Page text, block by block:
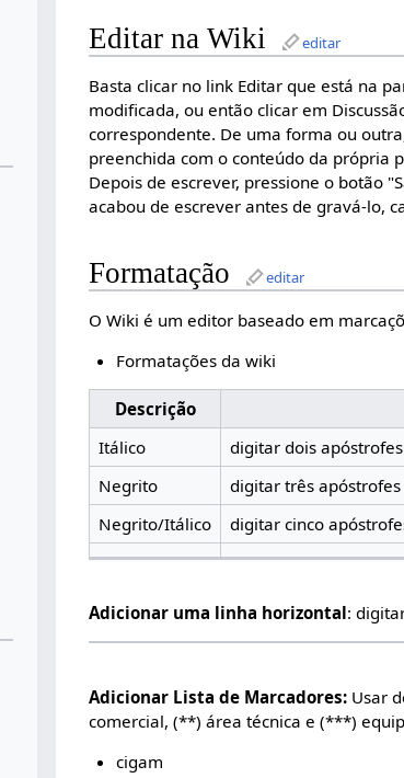
Editar na Wiki editar
Basta clicar no link Editar que está na
modificada, ou então clicar em
correspondente. De uma forma ou
preenchida com o conteúdo da própria
Depois de escrever, pressione o botão
acabou de escrever antes de gravá-lo,
Formatação editar
O Wiki é um editor baseado em
Formatações da wiki
Descrição
Itálico
digitar dois
Negrito
digitar três
Negrito/Itálico
digitar cinco
Adicionar uma linha horizontal:
Adicionar Lista de Marcadores: Usar
comercial, (**) área técnica e (***)
cigam